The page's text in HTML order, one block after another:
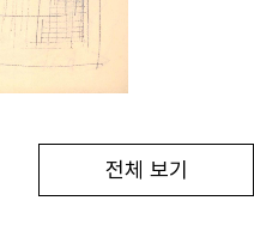
전체 보기